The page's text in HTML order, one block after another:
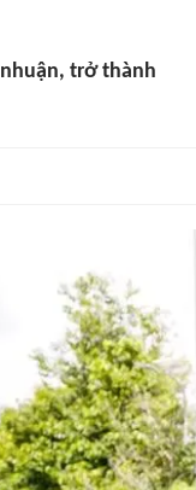
trở thành